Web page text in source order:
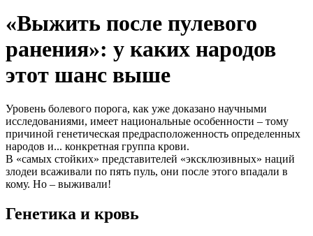
«Выжить после пулевого
ранения»: у каких народов
этот шанс выше
Уровень болевого порога, как уже доказано научными
исследованиями, имеет национальные особенности – тому
причиной генетическая предрасположенность определенных
народов и... конкретная группа крови.
В «самых стойких» представителей «эксклюзивных» наций
злодеи всаживали по пять пуль, они после этого впадали в
кому. Но – выживали!
Генетика и кровь